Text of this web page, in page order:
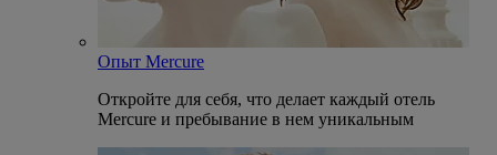
Опыт Mercure
Откройте для себя, что делает каждый отель
Mercure и пребывание в нем уникальным